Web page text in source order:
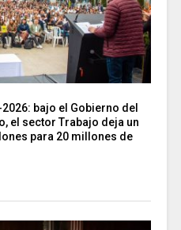
bajo el Gobierno del
el sector Trabajo deja un
para 20 millones de